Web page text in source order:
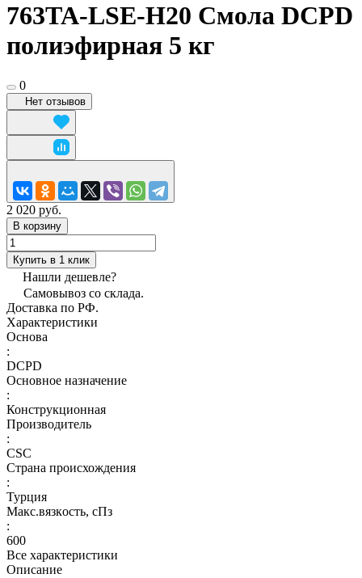
763TA-LSE-H20 Смола DCPD
полиэфирная 5 кг
0
Нет отзывов
2 020 руб.
В корзину
Купить в 1 клик
Нашли дешевле?
Самовывоз со склада.
Доставка по РФ.
Характеристики
Основа
:
DCPD
Основное назначение
:
Конструкционная
Производитель
:
CSC
Страна происхождения
:
Турция
Макс.вязкoсть, сПз
:
600
Все характеристики
Описание